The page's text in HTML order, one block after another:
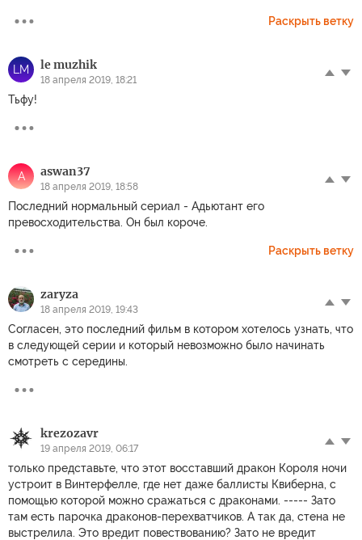
Раскрыть ветку
LM le muzhik
18 апреля 2019, 18:21
Тьфу!
A aswan37
18 апреля 2019, 18:58
Последний нормальный сериал - Адьютант его
превосходительства. Он был короче.
Раскрыть ветку
zaryza
18 апреля 2019, 19:43
Согласен, это последний фильм в котором хотелось узнать, что
в следующей серии и который невозможно было начинать
смотреть с середины.
krezozavr
19 апреля 2019, 06:17
только представьте, что этот восставший дракон Короля ночи
устроит в Винтерфелле, где нет даже баллисты Квиберна, с
помощью которой можно сражаться с драконами. ----- Зато
там есть парочка драконов-перехватчиков. А так да, стена не
выстрелила. Это вредит повествованию? Зато не вредит